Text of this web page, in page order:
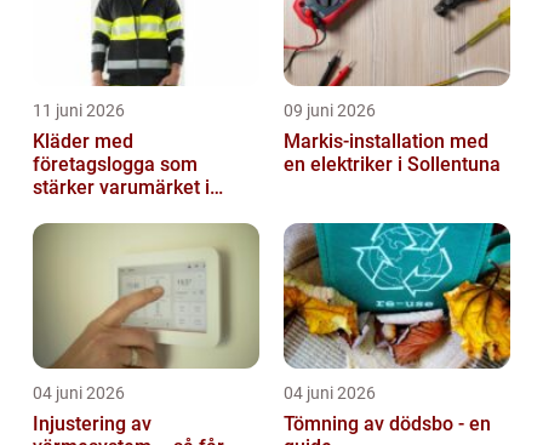
11 juni 2026
Kläder med
företagslogga som
stärker varumärket i
09 juni 2026
Markis-installation med
en elektriker i Sollentuna
04 juni 2026
Injustering av
04 juni 2026
Tömning av dödsbo - en